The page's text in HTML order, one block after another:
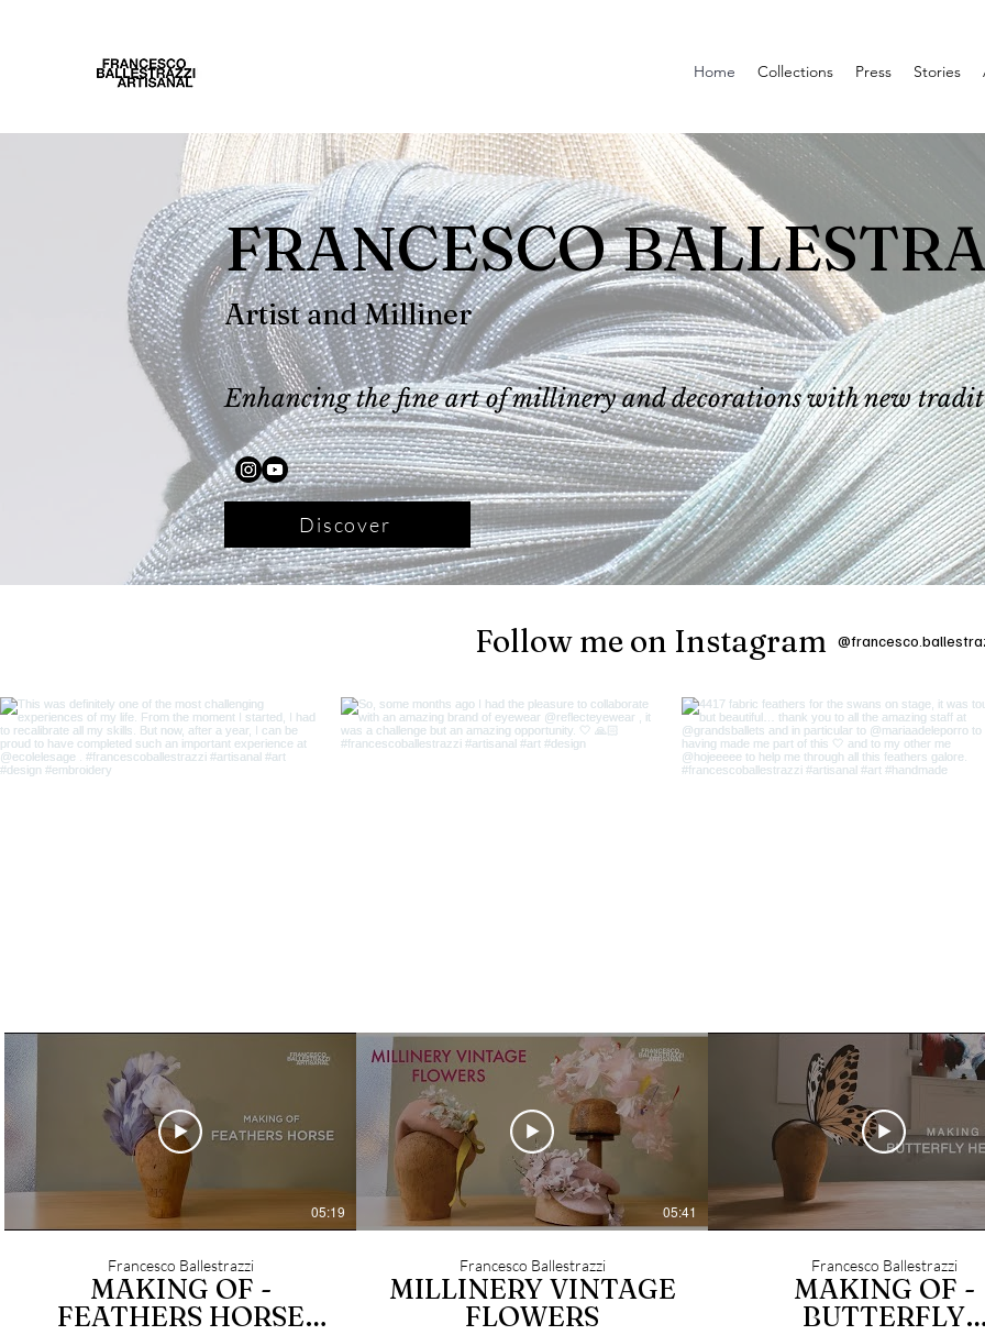
Home Collections Press Stories
FRANCESCO
Artist and Milliner
Enhancing the fine art of millinery and decorations with new
Discover
Follow me on Instagram
05:19
Francesco Ballestrazzi
MAKING OF -
FEATHERS HORSE
05:41
Francesco Ballestrazzi
MILLINERY VINTAGE
FLOWERS
Francesco Ballestrazzi
MAKING OF -
BUTTERFLY